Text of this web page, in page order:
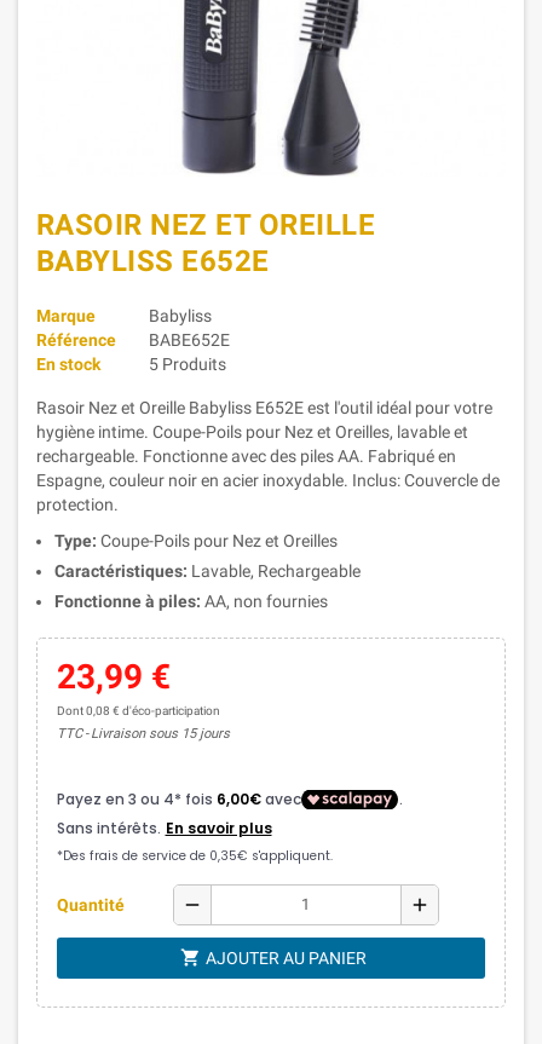
RASOIR NEZ ET OREILLE
BABYLISS E652E
Marque
Babyliss
Référence
BABE652E
En stock
5 Produits
Rasoir Nez et Oreille Babyliss E652E est l'outil idéal pour votre
hygiène intime. Coupe-Poils pour Nez et Oreilles, lavable et
rechargeable. Fonctionne avec des piles AA. Fabriqué en
Espagne, couleur noir en acier inoxydable. Inclus: Couvercle de
protection.
Type: Coupe-Poils pour Nez et Oreilles
Caractéristiques: Lavable, Rechargeable
Fonctionne à piles: AA, non fournies
23,99 €
Dont 0,08 € d'éco-participation
TTC
Livraison sous 15 jours
Quantité remove add
shopping_cart AJOUTER AU PANIER